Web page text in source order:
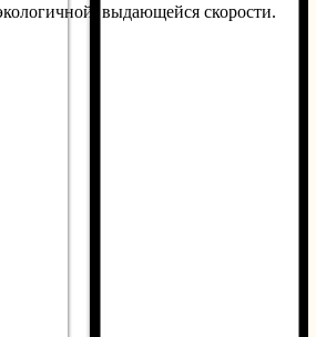
выдающейся скорости.